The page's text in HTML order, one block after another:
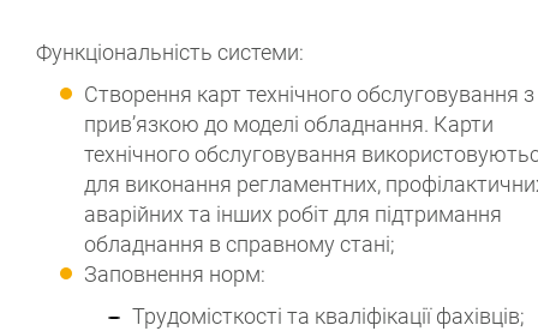
Функціональність системи:
Створення карт технічного обслуговування з
прив’язкою до моделі обладнання. Карти
технічного обслуговування
для виконання регламентних,
аварійних та інших робіт для підтримання
обладнання в справному стані;
Заповнення норм:
Трудомісткості та кваліфікації фахівців;